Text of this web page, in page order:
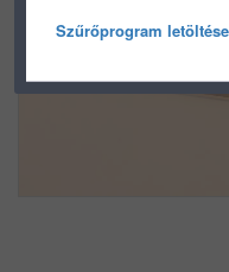
Szűrőprogram